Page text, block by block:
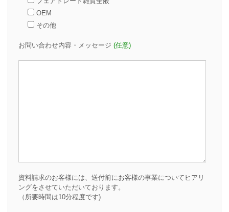
OEM
その他
お問い合わせ内容・メッセージ (任意)
資料請求のお客様には、送付前にお客様の事業についてヒアリ
ングをさせていただいております。
（所要時間は10分程度です)